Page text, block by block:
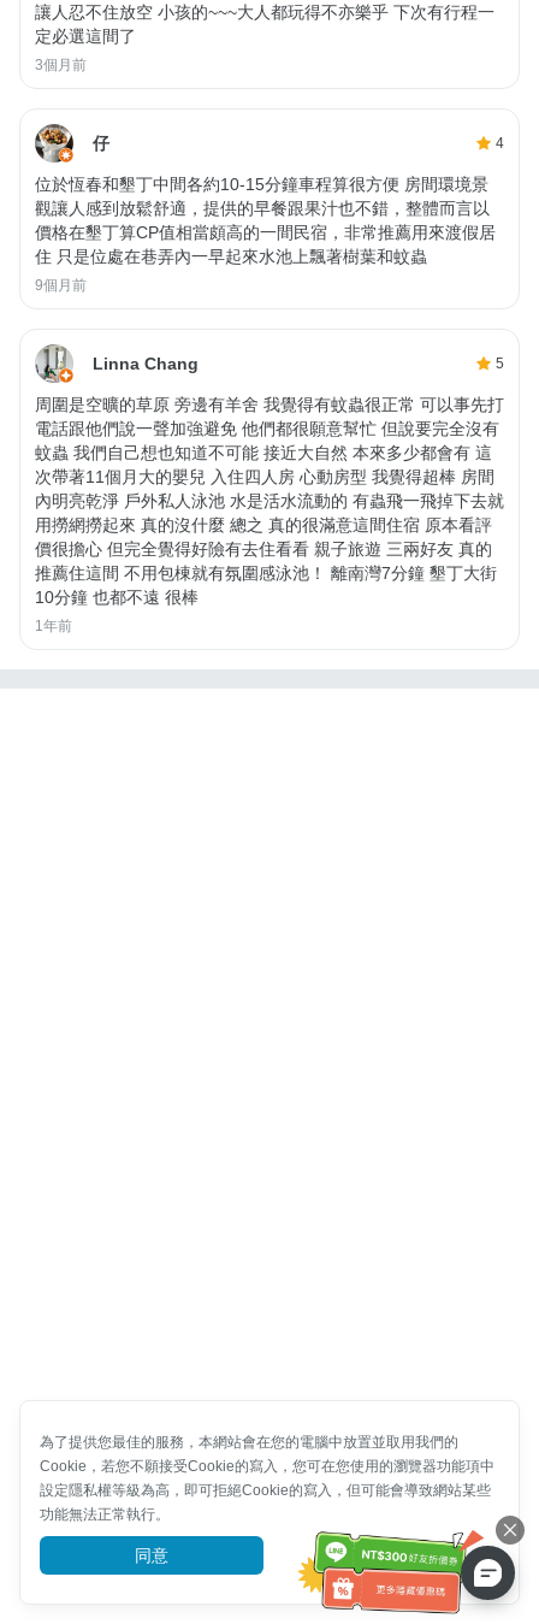
讓人忍不住放空 小孩的~~~大人都玩得不亦樂乎 下次有行程一
定必選這間了
3個月前
仔 4
位於恆春和墾丁中間各約10-15分鐘車程算很方便 房間環境景
觀讓人感到放鬆舒適，提供的早餐跟果汁也不錯，整體而言以
價格在墾丁算CP值相當頗高的一間民宿，非常推薦用來渡假居
住 只是位處在巷弄內一早起來水池上飄著樹葉和蚊蟲
9個月前
Linna Chang 5
周圍是空曠的草原 旁邊有羊舍 我覺得有蚊蟲很正常 可以事先打
電話跟他們說一聲加強避免 他們都很願意幫忙 但說要完全沒有
蚊蟲 我們自己想也知道不可能 接近大自然 本來多少都會有 這
次帶著11個月大的嬰兒 入住四人房 心動房型 我覺得超棒 房間
內明亮乾淨 戶外私人泳池 水是活水流動的 有蟲飛一飛掉下去就
用撈網撈起來 真的沒什麼 總之 真的很滿意這間住宿 原本看評
價很擔心 但完全覺得好險有去住看看 親子旅遊 三兩好友 真的
推薦住這間 不用包棟就有氛圍感泳池！ 離南灣7分鐘 墾丁大街
10分鐘 也都不遠 很棒
1年前
為了提供您最佳的服務，本網站會在您的電腦中放置並取用我們的
Cookie，若您不願接受Cookie的寫入，您可在您使用的瀏覽器功能項中
設定隱私權等級為高，即可拒絕Cookie的寫入，但可能會導致網站某些
功能無法正常執行。
同意 前往了解